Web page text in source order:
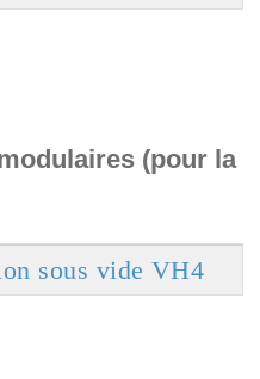
(pour la
sous vide VH4